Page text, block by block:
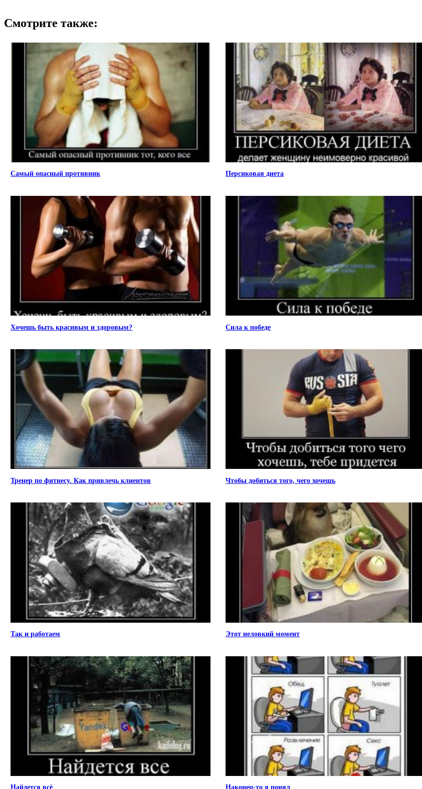
Смотрите также:
Самый опасный противник Персиковая диета
Хочешь быть красивым и здоровым? Сила к победе
Тренер по фитнесу. Как привлечь клиентов Чтобы добиться того, чего хочешь
Так и работаем Этот неловкий момент
Найдется всё Наконец-то я понял